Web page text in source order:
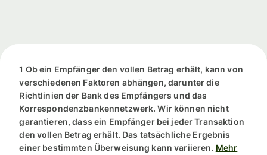
1 Ob ein Empfänger den vollen Betrag erhält, kann von
verschiedenen Faktoren abhängen, darunter die
Richtlinien der Bank des Empfängers und das
Korrespondenzbankennetzwerk. Wir können nicht
garantieren, dass ein Empfänger bei jeder Transaktion
den vollen Betrag erhält. Das tatsächliche Ergebnis
einer bestimmten Überweisung kann variieren. Mehr